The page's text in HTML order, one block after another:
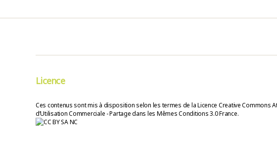
Licence
Ces contenus sont mis à disposition selon les termes de la Licence Creative Commons
d’Utilisation Commerciale - Partage dans les Mêmes Conditions 3.0 France.